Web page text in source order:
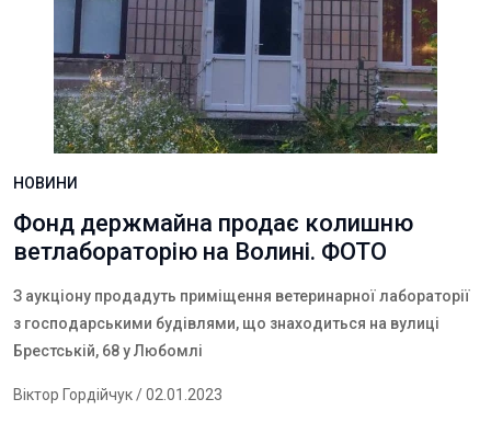
НОВИНИ
Фонд держмайна продає колишню
ветлабораторію на Волині. ФОТО
З аукціону продадуть приміщення ветеринарної лабораторії
з господарськими будівлями, що знаходиться на вулиці
Брестській, 68 у Любомлі
Віктор Гордійчук/ 02.01.2023